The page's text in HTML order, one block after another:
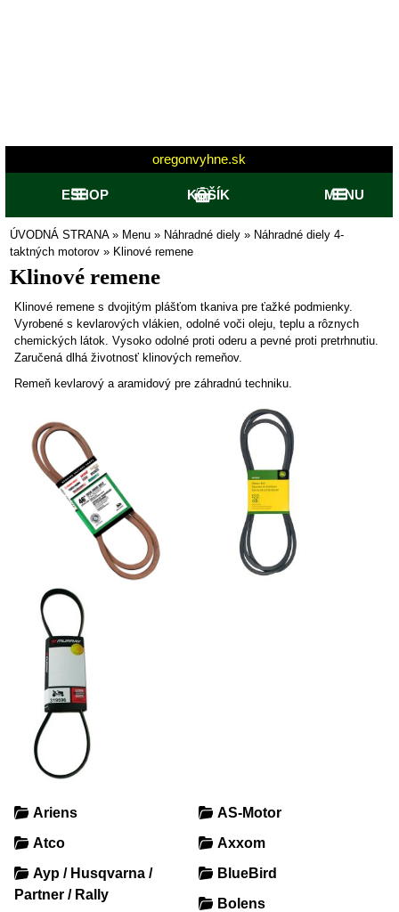
oregonvyhne.sk
ESHOP KOŠÍK MENU
ÚVODNÁ STRANA» Menu » Náhradné diely » Náhradné diely 4-
taktných motorov » Klinové remene
Klinové remene
Klinové remene s dvojitým plášťom tkaniva pre ťažké podmienky.
Vyrobené s kevlarových vlákien, odolné voči oleju, teplu a rôznych
chemických látok. Vysoko odolné proti oderu a pevné proti pretrhnutiu.
Zaručená dlhá životnosť klinových remeňov.
Remeň kevlarový a aramidový pre záhradnú techniku.
Ariens
AS-Motor
Atco
Axxom
Ayp / Husqvarna /
Partner / Rally
BlueBird
Bolens